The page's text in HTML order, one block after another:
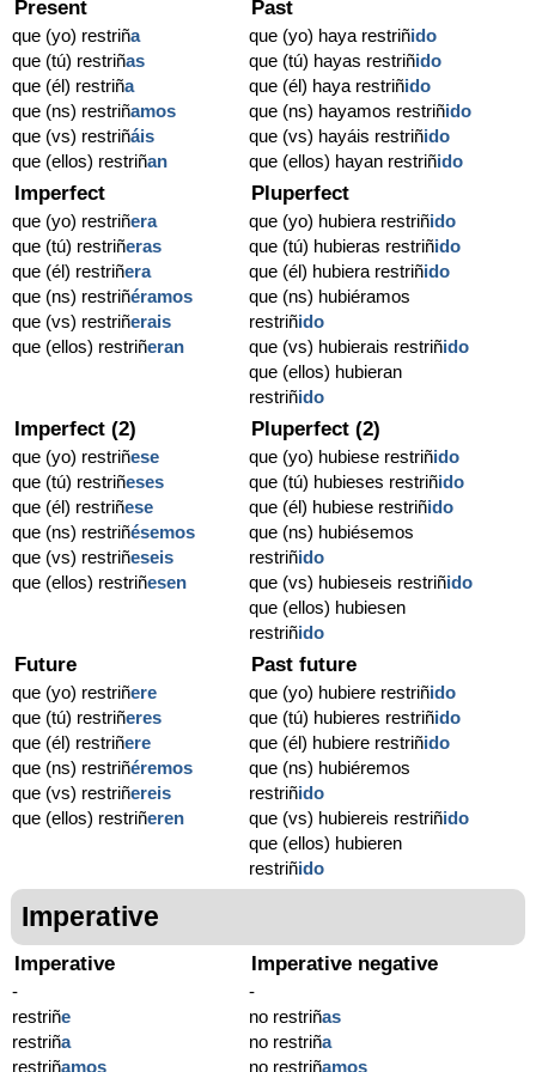
Present
que (yo) restriña
que (tú) restriñas
que (él) restriña
que (ns) restriñamos
que (vs) restriñáis
que (ellos) restriñan
Past
que (yo) haya restriñido
que (tú) hayas restriñido
que (él) haya restriñido
que (ns) hayamos restriñido
que (vs) hayáis restriñido
que (ellos) hayan restriñido
Imperfect
que (yo) restriñera
que (tú) restriñeras
que (él) restriñera
que (ns) restriñéramos
que (vs) restriñerais
que (ellos) restriñeran
Pluperfect
que (yo) hubiera restriñido
que (tú) hubieras restriñido
que (él) hubiera restriñido
que (ns) hubiéramos
restriñido
que (vs) hubierais restriñido
que (ellos) hubieran
restriñido
Imperfect (2)
que (yo) restriñese
que (tú) restriñeses
que (él) restriñese
que (ns) restriñésemos
que (vs) restriñeseis
que (ellos) restriñesen
Pluperfect (2)
que (yo) hubiese restriñido
que (tú) hubieses restriñido
que (él) hubiese restriñido
que (ns) hubiésemos
restriñido
que (vs) hubieseis restriñido
que (ellos) hubiesen
restriñido
Future
que (yo) restriñere
que (tú) restriñeres
que (él) restriñere
que (ns) restriñéremos
que (vs) restriñereis
que (ellos) restriñeren
Past future
que (yo) hubiere restriñido
que (tú) hubieres restriñido
que (él) hubiere restriñido
que (ns) hubiéremos
restriñido
que (vs) hubiereis restriñido
que (ellos) hubieren
restriñido
Imperative
Imperative
-
restriñe
restriña
restriñamos
Imperative negative
-
no restriñas
no restriña
no restriñamos